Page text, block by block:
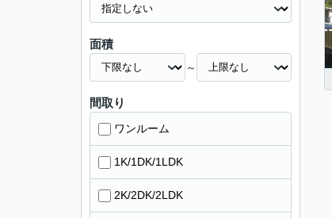
面積
～
間取り
ワンルーム
1K/1DK/1LDK
2K/2DK/2LDK